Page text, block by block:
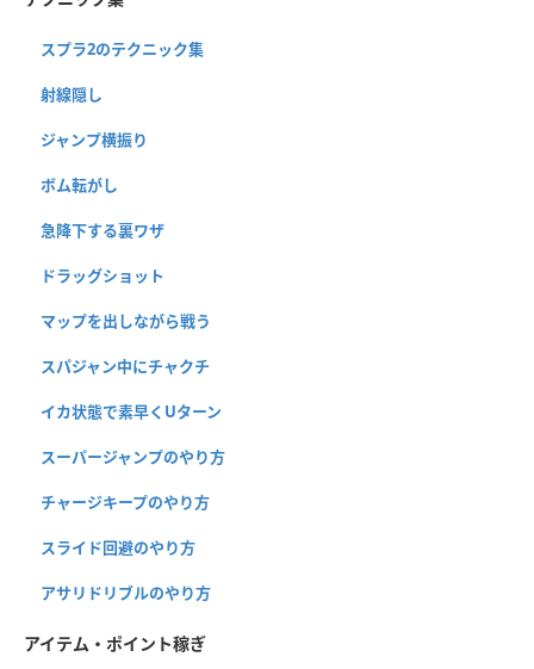
スプラ2のテクニック集
射線隠し
ジャンプ横振り
ボム転がし
急降下する裏ワザ
ドラッグショット
マップを出しながら戦う
スパジャン中にチャクチ
イカ状態で素早くUターン
スーパージャンプのやり方
チャージキープのやり方
スライド回避のやり方
アサリドリブルのやり方
アイテム・ポイント稼ぎ